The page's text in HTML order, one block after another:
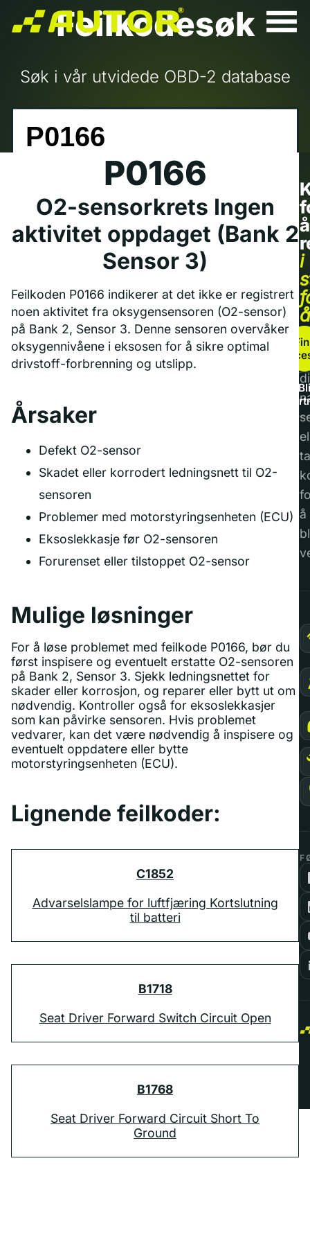
Feilkodesøk
Søk i vår utvidede OBD-2 database
P0166
O2-sensorkrets Ingen
aktivitet oppdaget (Bank 2
Sensor 3)
Feilkoden P0166 indikerer at det ikke er registrert
noen aktivitet fra oksygensensoren (O2-sensor)
på Bank 2, Sensor 3. Denne sensoren overvåker
oksygennivåene i eksosen for å sikre optimal
drivstoff-forbrenning og utslipp.
Årsaker
Defekt O2-sensor
Skadet eller korrodert ledningsnett til O2-
sensoren
Problemer med motorstyringsenheten (ECU)
Eksoslekkasje før O2-sensoren
Forurenset eller tilstoppet O2-sensor
Mulige løsninger
For å løse problemet med feilkode P0166, bør du
først inspisere og eventuelt erstatte O2-sensoren
på Bank 2, Sensor 3. Sjekk ledningsnettet for
skader eller korrosjon, og reparer eller bytt ut om
nødvendig. Kontroller også for eksoslekkasjer
som kan påvirke sensoren. Hvis problemet
vedvarer, kan det være nødvendig å inspisere og
eventuelt oppdatere eller bytte
motorstyringsenheten (ECU).
Lignende feilkoder:
C1852
Advarselslampe for luftfjæring Kortslutning
til batteri
B1718
Seat Driver Forward Switch Circuit Open
B1768
Seat Driver Forward Circuit Short To
Ground
å
i
å
ta
å
Bli